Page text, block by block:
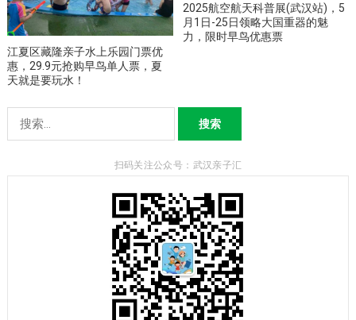
江夏区藏隆亲子水上乐园门票优
惠，29.9元抢购早鸟单人票，夏
天就是要玩水！
2025航空航天科普展(武汉站)，5
月1日-25日领略大国重器的魅
力，限时早鸟优惠票
扫码关注公众号：武汉亲子汇